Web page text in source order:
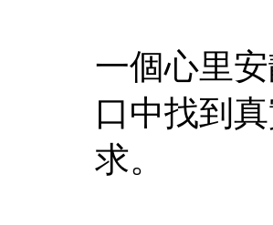
一個心里
口中找到
求。